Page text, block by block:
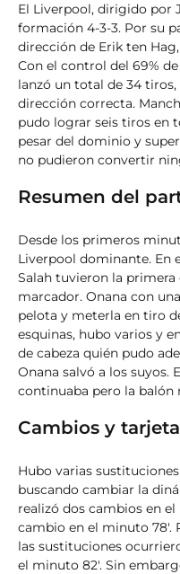
El Liverpool, dirigido por
formación 4-3-3. Por su
dirección de Erik ten
Con el control del 69%
lanzó un total de 34
dirección correcta.
pudo lograr seis tiros en
pesar del dominio y
no pudieron convertir
Resumen del
Desde los primeros
Liverpool dominante. En
Salah tuvieron la
marcador. Onana con
pelota y meterla en tiro
esquinas, hubo varios y
de cabeza quién pudo
Onana salvó a los suyos.
continuaba pero la balón
Cambios y
Hubo varias
buscando cambiar la
realizó dos cambios en
cambio en el minuto
las sustituciones
el minuto 82′. Sin